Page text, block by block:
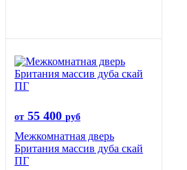
от 55 400 руб
Межкомнатная дверь
Британия массив дуба скай
ПГ